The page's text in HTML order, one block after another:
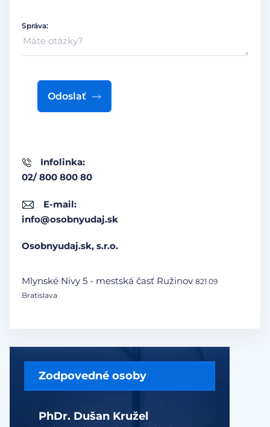
Zodpovedné osoby
PhDr. Dušan Kružel
Infolinka:
02/ 800 800 80
E-mail:
info@osobnyudaj.sk
Osobnyudaj.sk, s.r.o.
Mlynské Nivy 5 - mestská časť Ružinov 821 09
Bratislava
Správa:
Odoslať